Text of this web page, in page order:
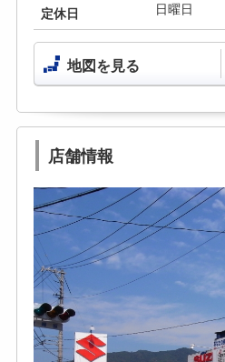
定休日 日曜日
地図を見る
店舗情報